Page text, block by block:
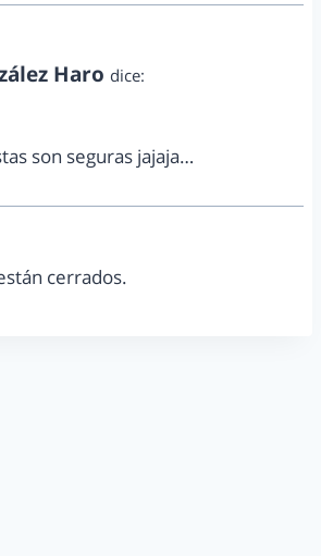
Haro dice:
son seguras jajaja…
cerrados.